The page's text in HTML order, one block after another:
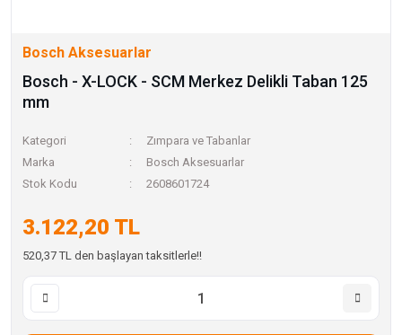
Bosch Aksesuarlar
Bosch - X-LOCK - SCM Merkez Delikli Taban 125
mm
Kategori
Zımpara ve Tabanlar
Marka
Bosch Aksesuarlar
Stok Kodu
2608601724
3.122,20 TL
520,37 TL den başlayan taksitlerle!!